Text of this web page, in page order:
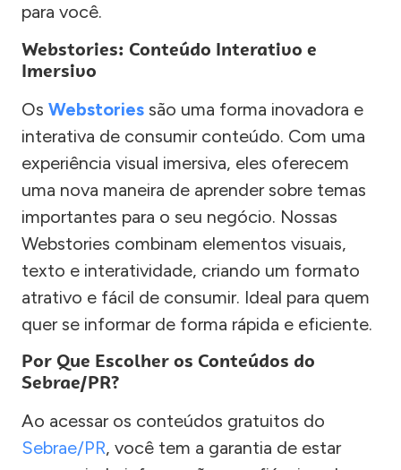
para você.
Webstories: Conteúdo Interativo e
Imersivo
Os Webstories são uma forma inovadora e
interativa de consumir conteúdo. Com uma
experiência visual imersiva, eles oferecem
uma nova maneira de aprender sobre temas
importantes para o seu negócio. Nossas
Webstories combinam elementos visuais,
texto e interatividade, criando um formato
atrativo e fácil de consumir. Ideal para quem
quer se informar de forma rápida e eficiente.
Por Que Escolher os Conteúdos do
Sebrae/PR?
Ao acessar os conteúdos gratuitos do
Sebrae/PR, você tem a garantia de estar